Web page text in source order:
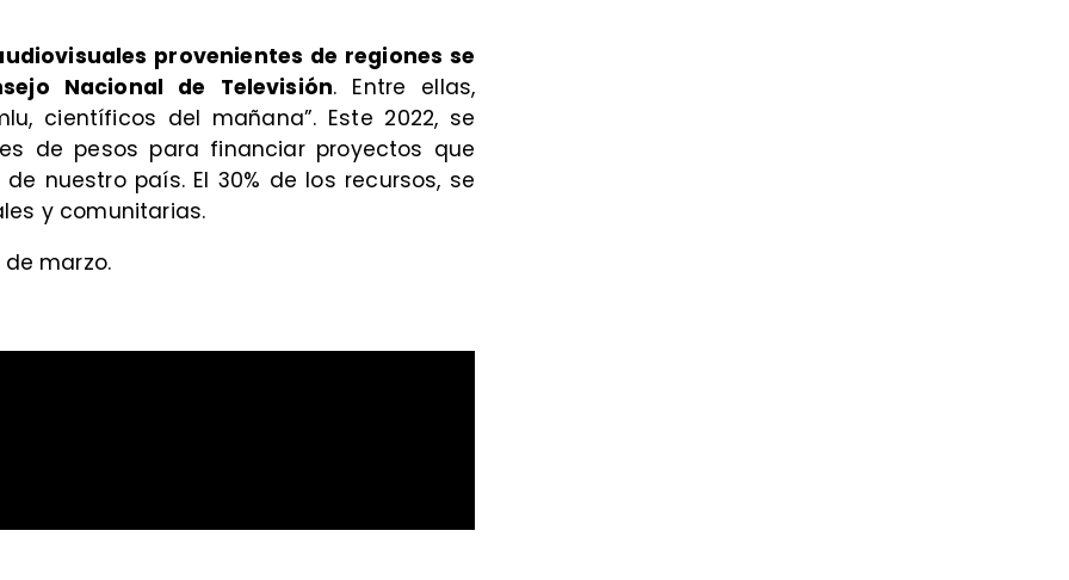
provenientes de regiones se
Nacional de Televisión. Entre ellas,
científicos del mañana”. Este 2022, se
de pesos para financiar proyectos que
nuestro país. El 30% de los recursos, se
y comunitarias.
marzo.